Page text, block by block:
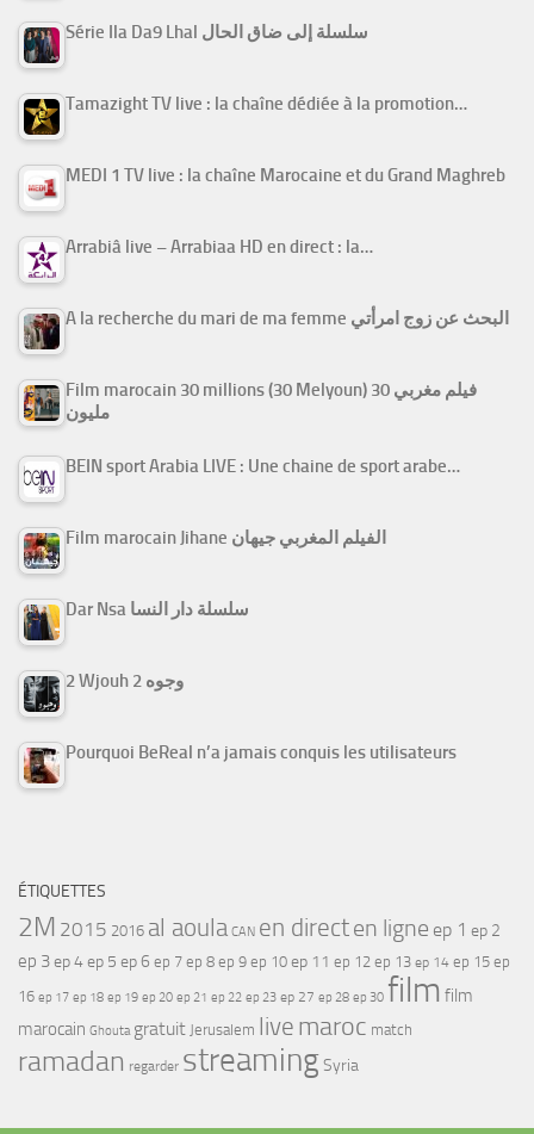
Série Ila Da9 Lhal سلسلة إلى ضاق الحال
Tamazight TV live : la chaîne dédiée à la promotion…
MEDI 1 TV live : la chaîne Marocaine et du Grand Maghreb
Arrabiâ live – Arrabiaa HD en direct : la…
A la recherche du mari de ma femme البحث عن زوج امرأتي
Film marocain 30 millions (30 Melyoun) فيلم مغربي 30
مليون
BEIN sport Arabia LIVE : Une chaine de sport arabe…
Film marocain Jihane الفيلم المغربي جيهان
Dar Nsa سلسلة دار النسا
2 Wjouh 2 وجوه
Pourquoi BeReal n’a jamais conquis les utilisateurs
ÉTIQUETTES
2M 2015 2016 al aoula CAN en directen ligne ep 1 ep 2
ep 3ep 4ep 5 ep 6 ep 7 ep 8 ep 9 ep 10 ep 11 ep 12 ep 13 ep 14 ep 15 ep
16 ep 17 ep 18 ep 19 ep 20 ep 21 ep 22 ep 23 ep 27 ep 28 ep 30 film film
marocain Ghouta gratuit Jerusalem live maroc match
ramadan regarder streamingSyria